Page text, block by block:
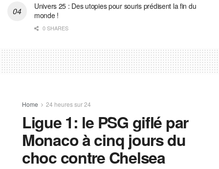
Univers 25 : Des utopies pour souris prédisent la fin du
monde !
0 SHARES
Home 24 heures sur 24
Ligue 1: le PSG giflé par
Monaco à cinq jours du
choc contre Chelsea